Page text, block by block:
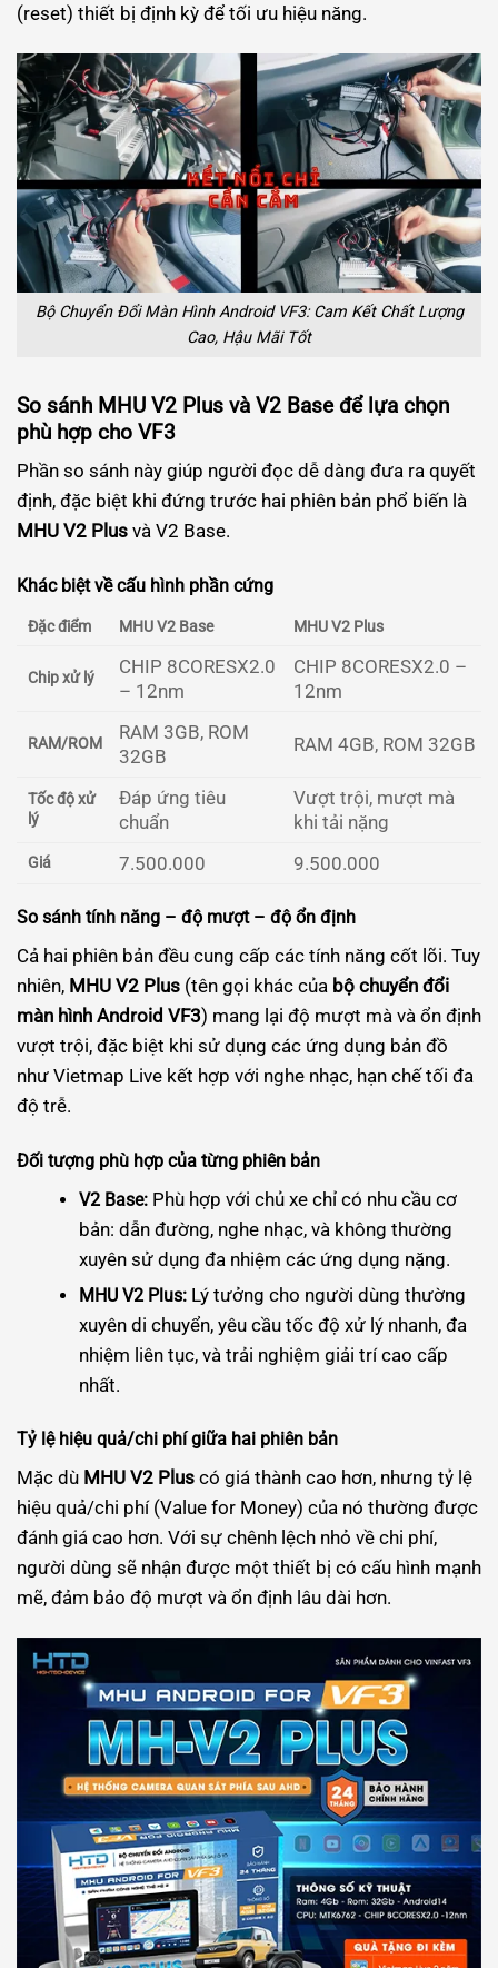
(reset) thiết bị định kỳ để tối ưu hiệu năng.
Bộ Chuyển Đổi Màn Hình Android VF3: Cam Kết Chất Lượng
Cao, Hậu Mãi Tốt
So sánh MHU V2 Plus và V2 Base để lựa chọn
phù hợp cho VF3
Phần so sánh này giúp người đọc dễ dàng đưa ra quyết
định, đặc biệt khi đứng trước hai phiên bản phổ biến là
MHU V2 Plus và V2 Base.
Khác biệt về cấu hình phần cứng
Đặc điểm MHU V2 Base MHU V2 Plus
Chip xử lý
CHIP 8CORESX2.0
– 12nm
CHIP 8CORESX2.0 –
12nm
RAM/ROM
RAM 3GB, ROM
32GB
RAM 4GB, ROM 32GB
Tốc độ xử
lý
Đáp ứng tiêu
chuẩn
Vượt trội, mượt mà
khi tải nặng
Giá 7.500.000 9.500.000
So sánh tính năng – độ mượt – độ ổn định
Cả hai phiên bản đều cung cấp các tính năng cốt lõi. Tuy
nhiên, MHU V2 Plus (tên gọi khác của bộ chuyển đổi
màn hình Android VF3) mang lại độ mượt mà và ổn định
vượt trội, đặc biệt khi sử dụng các ứng dụng bản đồ
như Vietmap Live kết hợp với nghe nhạc, hạn chế tối đa
độ trễ.
Đối tượng phù hợp của từng phiên bản
V2 Base:Phù hợp với chủ xe chỉ có nhu cầu cơ
bản: dẫn đường, nghe nhạc, và không thường
xuyên sử dụng đa nhiệm các ứng dụng nặng.
MHU V2 Plus:Lý tưởng cho người dùng thường
xuyên di chuyển, yêu cầu tốc độ xử lý nhanh, đa
nhiệm liên tục, và trải nghiệm giải trí cao cấp
nhất.
Tỷ lệ hiệu quả/chi phí giữa hai phiên bản
Mặc dù MHU V2 Plus có giá thành cao hơn, nhưng tỷ lệ
hiệu quả/chi phí (Value for Money) của nó thường được
đánh giá cao hơn. Với sự chênh lệch nhỏ về chi phí,
người dùng sẽ nhận được một thiết bị có cấu hình mạnh
mẽ, đảm bảo độ mượt và ổn định lâu dài hơn.